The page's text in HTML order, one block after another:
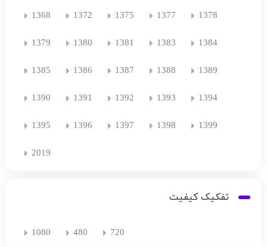
1368 1372 1375 1377 1378
1379 1380 1381 1383 1384
1385 1386 1387 1388 1389
1390 1391 1392 1393 1394
1395 1396 1397 1398 1399
2019
تفکیک کیفیت
1080 480 720